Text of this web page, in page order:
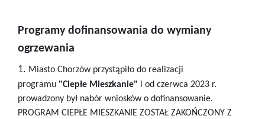
Programy dofinansowania do wymiany
ogrzewania
1. Miasto Chorzów przystąpiło do realizacji
programu "Ciepłe Mieszkanie" i od czerwca 2023 r.
prowadzony był nabór wniosków o dofinansowanie.
PROGRAM CIEPŁE MIESZKANIE ZOSTAŁ ZAKOŃCZONY Z